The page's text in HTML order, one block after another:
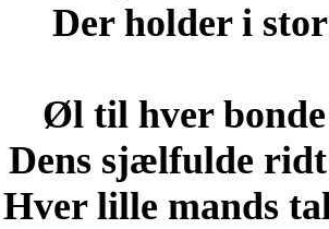
Der holder i
Øl til hver
Dens sjælfulde ridt
Hver lille mands